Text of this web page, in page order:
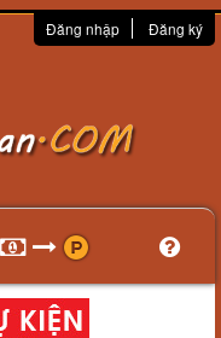
Đăng nhập Đăng ký